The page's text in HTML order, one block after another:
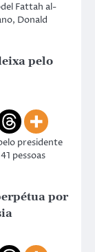
Fattah al-
Donald
pelo
presidente
pessoas
por